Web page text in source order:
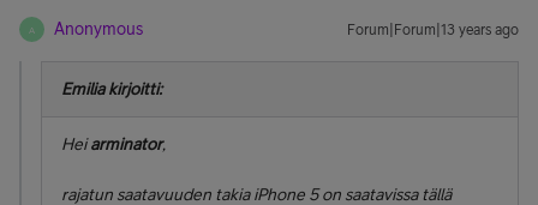
A Anonymous Forum|Forum|13 years ago
Emilia kirjoitti:
Heiarminator,
rajatun saatavuuden takia iPhone 5 on saatavissa tällä